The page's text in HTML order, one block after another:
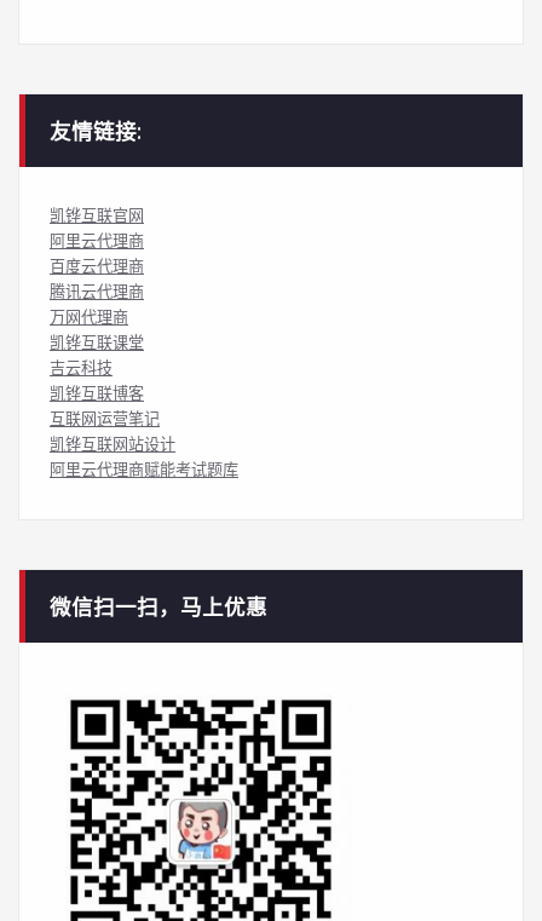
友情链接:
凯铧互联官网
阿里云代理商
百度云代理商
腾讯云代理商
万网代理商
凯铧互联课堂
吉云科技
凯铧互联博客
互联网运营笔记
凯铧互联网站设计
阿里云代理商赋能考试题库
微信扫一扫，马上优惠